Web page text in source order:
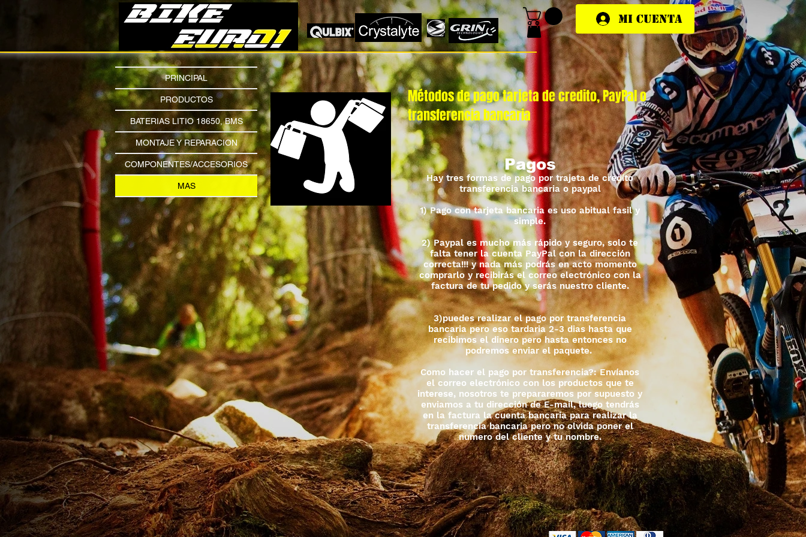
Mi cuenta
Métodos de pago tarjeta de credito, PayPal o
transferencia bancaria
Pagos
Hay tres formas de pago por trajeta de credito
transferencia bancaria o paypal
1) Pago con tarjeta bancaria es uso abitual fasil y
simple.
2) Paypal es mucho más rápido y seguro, solo te
falta tener la cuenta PayPal con la dirección
correcta!!! y nada más podrás en acto momento
comprarlo y recibirás el correo electrónico con la
factura de tu pedido y serás nuestro cliente.
3)puedes realizar el pago por transferencia
bancaria pero eso tardaria 2-3 dias hasta que
recibimos el dinero pero hasta entonces no
podremos enviar el paquete.
Como hacer el pago por transferencia?: Envíanos
el correo electrónico con los productos que te
interese, nosotros te prepararemos por supuesto y
enviamos a tu dirección de E-mail, luego tendrás
en la factura la cuenta bancaria para realizar la
transferencia bancaria pero no olvida poner el
numero del cliente y tu nombre.
PRINCIPAL
PRODUCTOS
BATERIAS LITIO 18650, BMS
MONTAJE Y REPARACION
COMPONENTES/ACCESORIOS
MAS